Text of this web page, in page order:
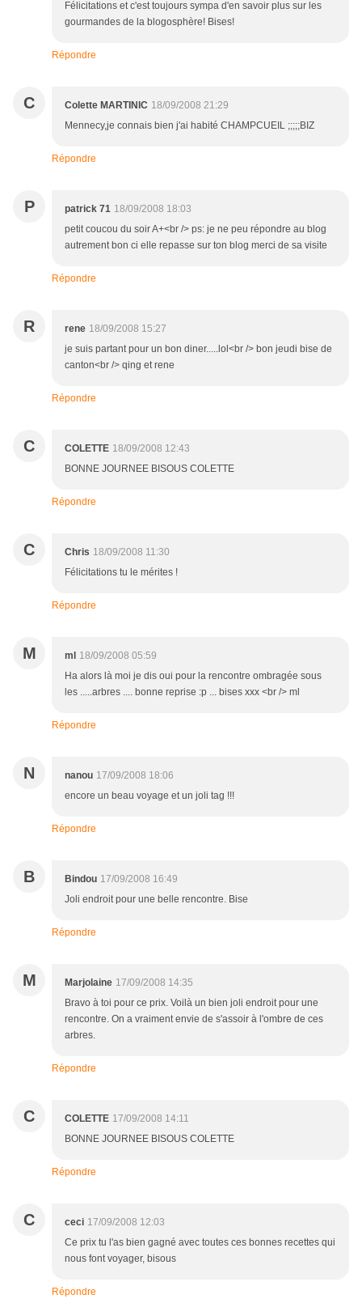
Félicitations et c'est toujours sympa d'en savoir plus sur les
gourmandes de la blogosphère! Bises!
Répondre
C Colette MARTINIC 18/09/2008 21:29
Mennecy,je connais bien j'ai habité CHAMPCUEIL ;;;;;BIZ
Répondre
P patrick 71 18/09/2008 18:03
petit coucou du soir A+<br /> ps: je ne peu répondre au blog
autrement bon ci elle repasse sur ton blog merci de sa visite
Répondre
R rene 18/09/2008 15:27
je suis partant pour un bon diner.....lol<br /> bon jeudi bise de
canton<br /> qing et rene
Répondre
C COLETTE 18/09/2008 12:43
BONNE JOURNEE BISOUS COLETTE
Répondre
C Chris 18/09/2008 11:30
Félicitations tu le mérites !
Répondre
M ml
18/09/2008 05:59
Ha alors là moi je dis oui pour la rencontre ombragée sous
les .....arbres .... bonne reprise :p ... bises xxx <br /> ml
Répondre
N nanou 17/09/2008 18:06
encore un beau voyage et un joli tag !!!
Répondre
B Bindou 17/09/2008 16:49
Joli endroit pour une belle rencontre. Bise
Répondre
M Marjolaine 17/09/2008 14:35
Bravo à toi pour ce prix. Voilà un bien joli endroit pour une
rencontre. On a vraiment envie de s'assoir à l'ombre de ces
arbres.
Répondre
C COLETTE 17/09/2008 14:11
BONNE JOURNEE BISOUS COLETTE
Répondre
C ceci 17/09/2008 12:03
Ce prix tu l'as bien gagné avec toutes ces bonnes recettes qui
nous font voyager, bisous
Répondre